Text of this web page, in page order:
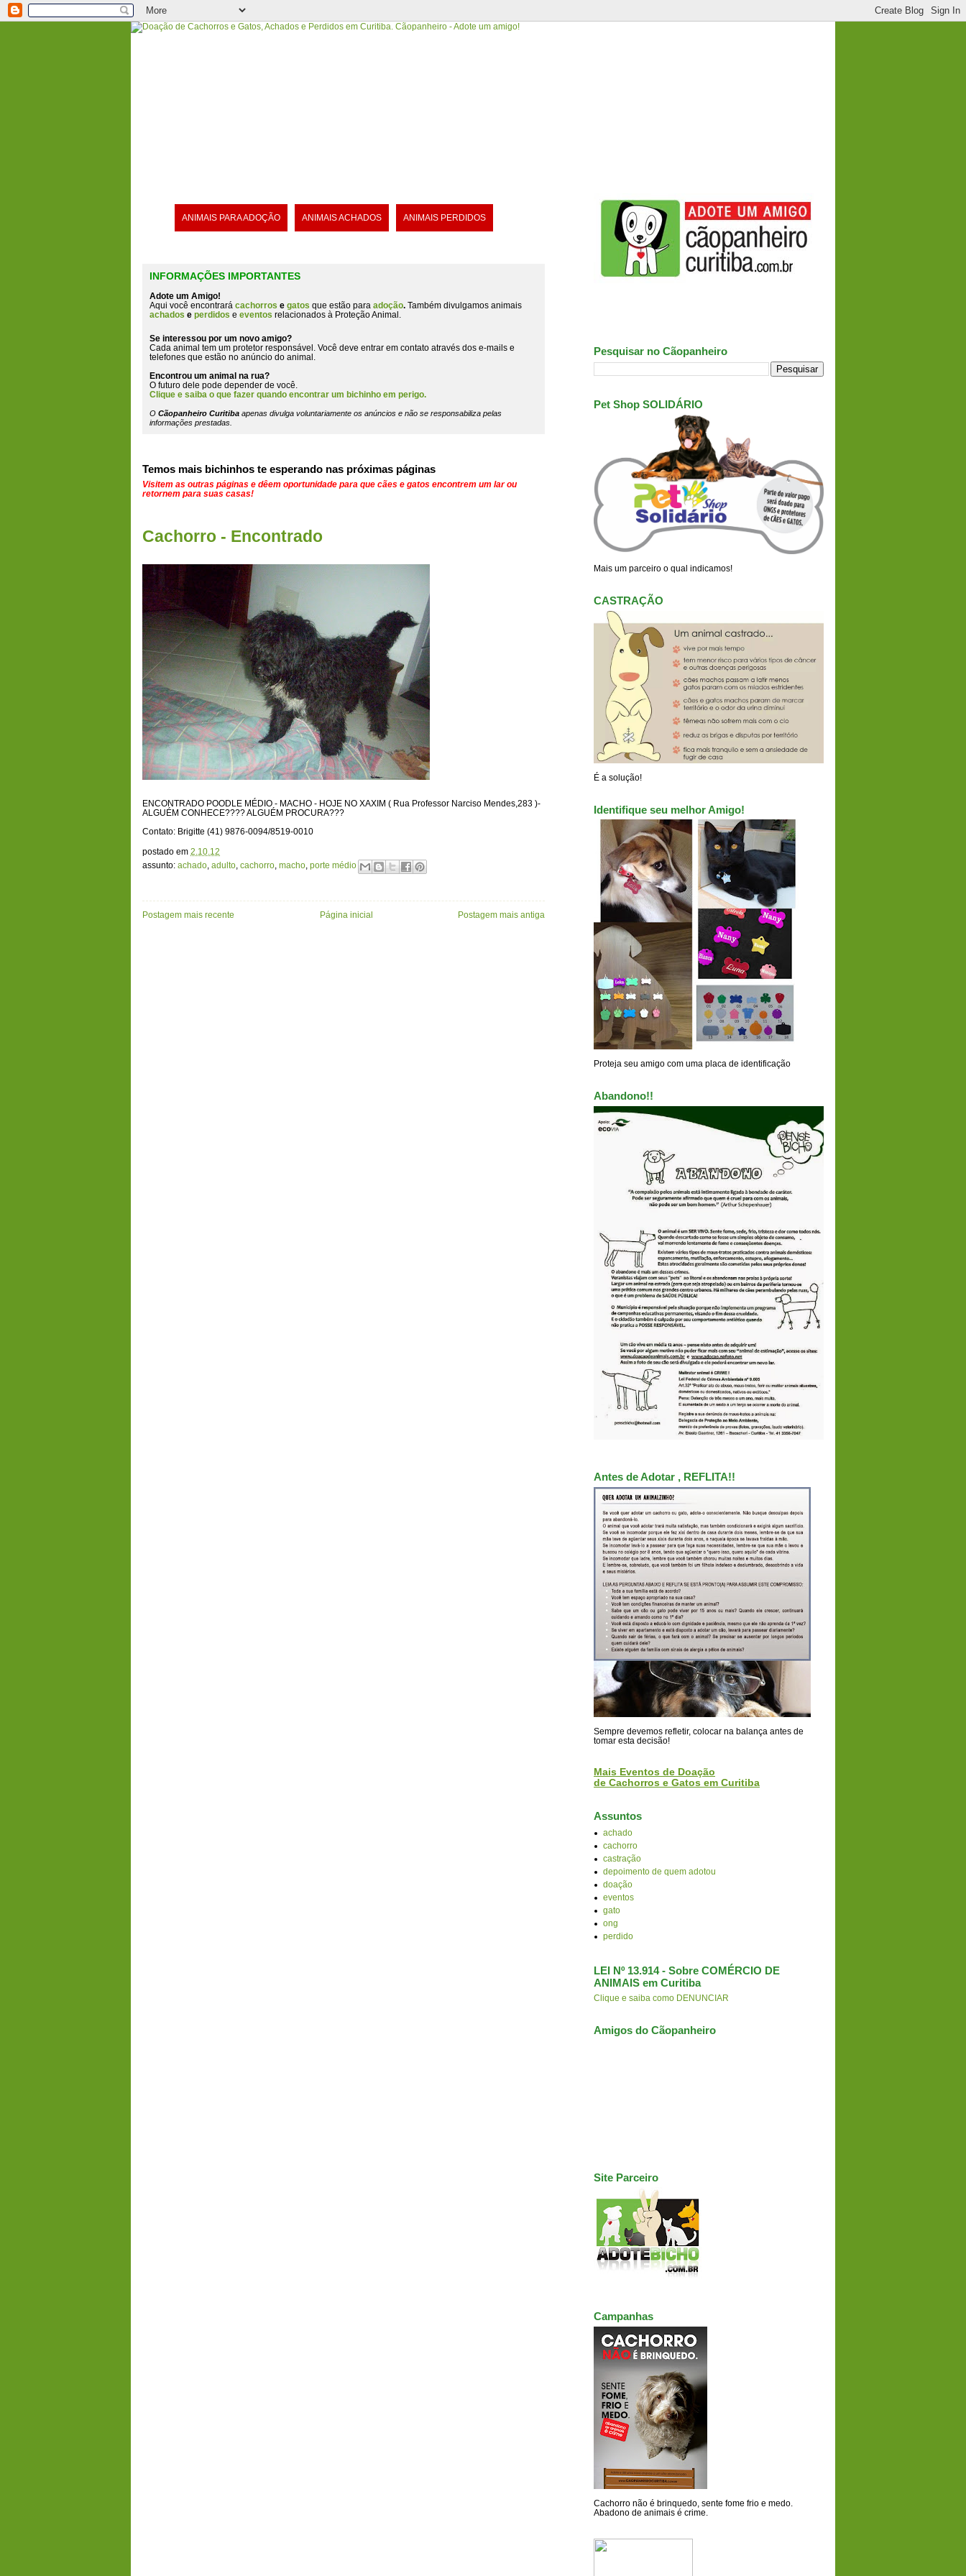
ANIMAIS PARA ADOÇÃO ANIMAIS ACHADOS ANIMAIS PERDIDOS
INFORMAÇÕES IMPORTANTES
Adote um Amigo!
Aqui você encontrará cachorros e gatos que estão para adoção. Também divulgamos animais
achados e perdidos e eventos relacionados à Proteção Animal.
Se interessou por um novo amigo?
Cada animal tem um protetor responsável. Você deve entrar em contato através dos e-mails e
telefones que estão no anúncio do animal
Encontrou um animal na rua?
O futuro dele pode depender de você.
Clique e saiba o que fazer quando encontrar um bichinho em perigo.
O Cãopanheiro Curitiba apenas divulga voluntariamente os anúncios e não se responsabiliza pelas
informações prestadas.
Temos mais bichinhos te esperando nas próximas páginas
Visitem as outras páginas e dêem oportunidade para que cães e gatos encontrem um lar ou
retornem para suas casas!
Cachorro - Encontrado
ENCONTRADO POODLE MÉDIO - MACHO - HOJE NO XAXIM ( Rua Professor Narciso Mendes,283 )-
ALGUÉM CONHECE???? ALGUÉM PROCURA???
Contato: Brigitte (41) 9876-0094/8519-0010
postado em 2.10.12
assunto: achado adulto cachorro macho porte médio
Postagem mais recente Postagem mais antiga
Página inicial
Pesquisar no Cãopanheiro
Pet Shop SOLIDÁRIO
Mais um parceiro o qual indicamos!
CASTRAÇÃO
É a solução!
Identifique seu melhor Amigo!
Proteja seu amigo com uma placa de identificação
Abandono!!
Antes de Adotar , REFLITA!!
Sempre devemos refletir, colocar na balança antes de
tomar esta decisão!
Mais Eventos de Doação
de Cachorros e Gatos em Curitiba
Assuntos
achado
cachorro
castração
depoimento de quem adotou
doação
eventos
gato
ong
perdido
LEI Nº 13.914 - Sobre COMÉRCIO DE
ANIMAIS em Curitiba
Clique e saiba como DENUNCIAR
Amigos do Cãopanheiro
Site Parceiro
Campanhas
Cachorro não é brinquedo, sente fome frio e medo.
Abadono de animais é crime.